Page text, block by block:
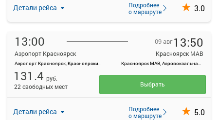
Детали рейса
Подробнее
о маршруте
3.0
13:00
Аэропорт Красноярск
Аэропорт Красноярск, Красноярский край, Емельяновский район, а/э Емельяново
09 авг 13:50
Красноярск МАВ
Красноярск МАВ, Аэровокзальная ул., 22
Детали рейса
Подробнее
о маршруте
5.0
131.4 руб.
22 свободных мест
Выбрать